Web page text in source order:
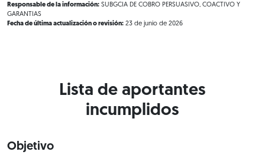
Responsable de la información: SUBGCIA DE COBRO PERSUASIVO, COACTIVO Y
GARANTIAS
Fecha de última actualización o revisión: 23 de junio de 2026
Lista de aportantes
incumplidos
Objetivo